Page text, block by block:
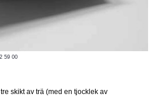
59 00
skikt av trä (med en tjocklek av